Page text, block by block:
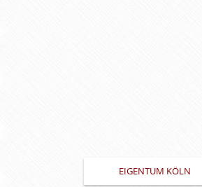
EIGENTUM KÖLN